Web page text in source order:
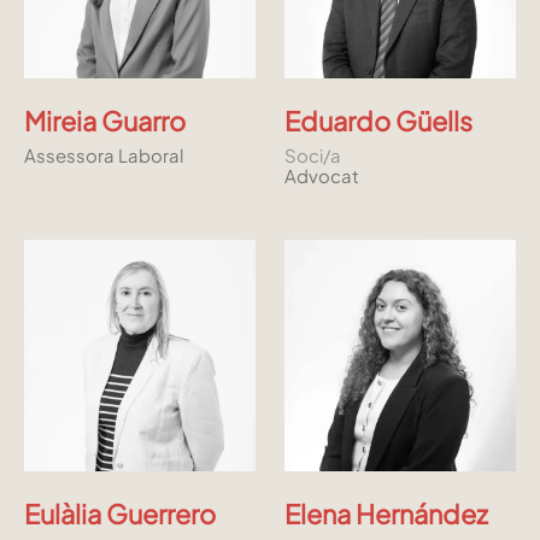
Mireia Guarro
Assessora Laboral
Eduardo Güells
Soci/a
Advocat
Eulàlia Guerrero Elena Hernández